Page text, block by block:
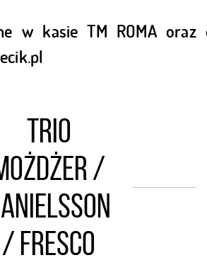
w kasie TM ROMA oraz
Trio
/
/ Fresco